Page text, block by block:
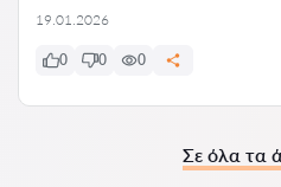
19.01.2026
0 0 0
Σε όλα τα